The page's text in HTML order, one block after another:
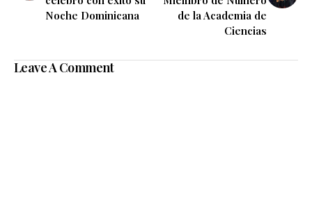
Noche Dominicana
de la Academia de
Ciencias
Leave A Comment